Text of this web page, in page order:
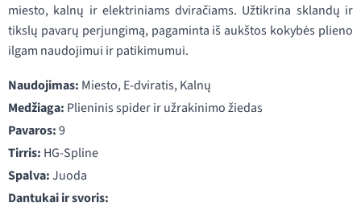
miesto, kalnų ir elektriniams dviračiams. Užtikrina sklandų ir
tikslų pavarų perjungimą, pagaminta iš aukštos kokybės plieno
ilgam naudojimui ir patikimumui.
Naudojimas: Miesto, E-dviratis, Kalnų
Medžiaga: Plieninis spider ir užrakinimo žiedas
Pavaros:9
Tirris: HG-Spline
Spalva:Juoda
Dantukai ir svoris: